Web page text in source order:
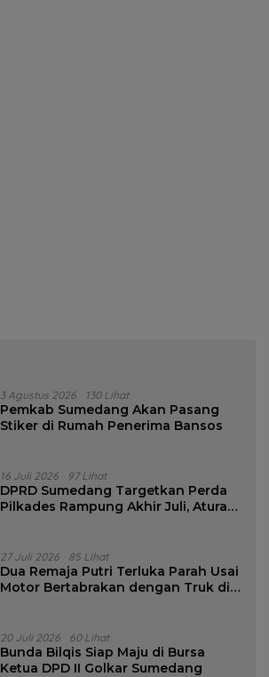
3 Agustus 2026 130 Lihat
Pemkab Sumedang Akan Pasang
Stiker di Rumah Penerima Bansos
16 Juli 2026 97 Lihat
DPRD Sumedang Targetkan Perda
Pilkades Rampung Akhir Juli, Aturan
27 Juli 2026 85 Lihat
Dua Remaja Putri Terluka Parah Usai
Motor Bertabrakan dengan Truk di
20 Juli 2026 60 Lihat
Bunda Bilqis Siap Maju di Bursa
Ketua DPD II Golkar Sumedang